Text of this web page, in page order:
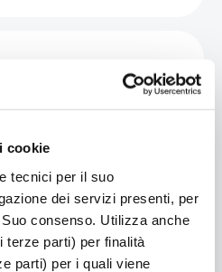
cookie
tecnici per il suo
dei servizi presenti, per
consenso. Utilizza anche
terze parti) per finalità
parti) per i quali viene
– Sicily
and
to protect, preserve
and ecosystems in
– […]